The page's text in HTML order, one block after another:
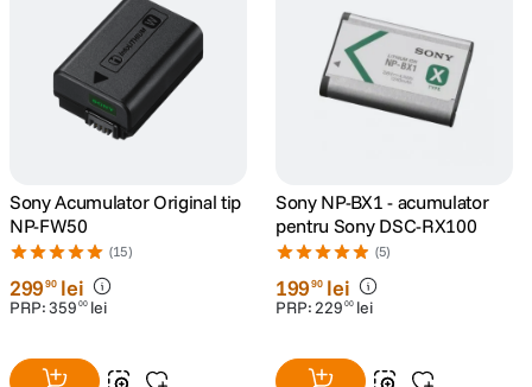
lavaliera
card memorie
dji mic mini
9. dji osmo
10 . insta 360
Sony Acumulator Original tip
NP-FW50
(15)
29990 lei
PRP:359 00 lei
Sony NP-BX1 - acumulator
pentru Sony DSC-RX100
(5)
19990 lei
PRP:229 00 lei